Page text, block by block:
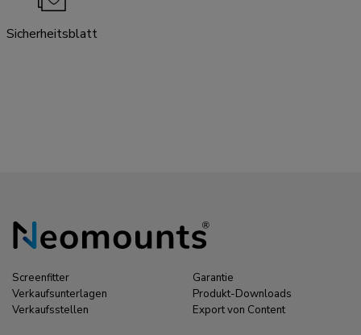
Sicherheitsblatt
Screenfitter
Verkaufsunterlagen
Verkaufsstellen
Garantie
Produkt-Downloads
Export von Content